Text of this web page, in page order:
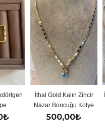
İthal Gold Kalın Zincir
Nazar Boncuğu Kolye
₺
İthal Gold
Y